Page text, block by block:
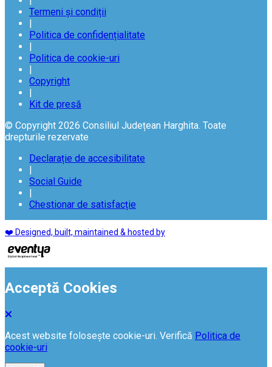
Termeni și condiții
Politica de confidențialitate
Politica de cookie-uri
Copyright
Kit de presă
© Copyright 2026 Consiliul Județean Harghita. Toate
drepturile rezervate
Declarație de accesibilitate
Social Guide
Chestionar de satisfacție
❤️ Designed, built, maintained & hosted by
Acceptă Cookies
Acest website folosește cookie-uri. Verifică Politica de
cookie-uri